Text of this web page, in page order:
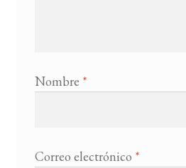
Nombre *
Correo electrónico *